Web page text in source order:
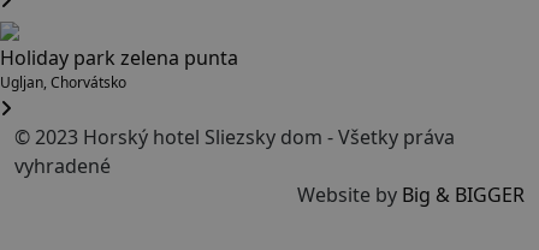
Holiday park zelena punta
Ugljan, Chorvátsko
© 2023 Horský hotel Sliezsky dom - Všetky práva
vyhradené
Website by Big & BIGGER